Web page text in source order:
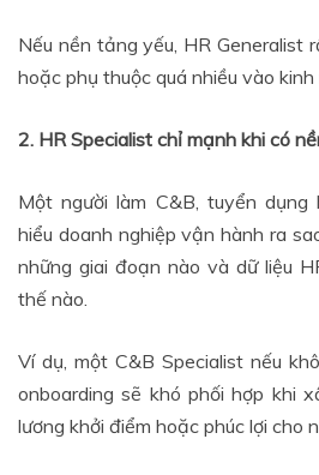
Nếu nền tảng yếu, HR Generalist
hoặc phụ thuộc quá nhiều vào
2. HR Specialist chỉ mạnh khi có
Một người làm C&B, tuyển
hiểu doanh nghiệp vận hành ra
những giai đoạn nào và dữ liệu
thế nào.
Ví dụ, một C&B Specialist nếu
onboarding sẽ khó phối hợp khi
lương khởi điểm hoặc phúc lợi cho